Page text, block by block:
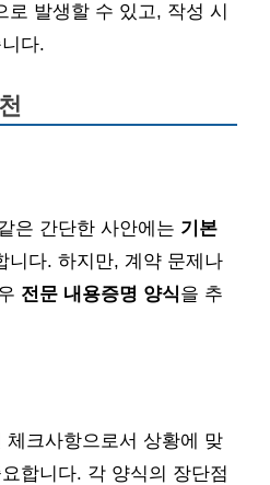
로 발생할 수 있고, 작성 시
다.
은 간단한 사안에는 기본
니다. 하지만, 계약 문제나
전문 내용증명 양식을 추
크사항으로서 상황에 맞
합니다. 각 양식의 장단점